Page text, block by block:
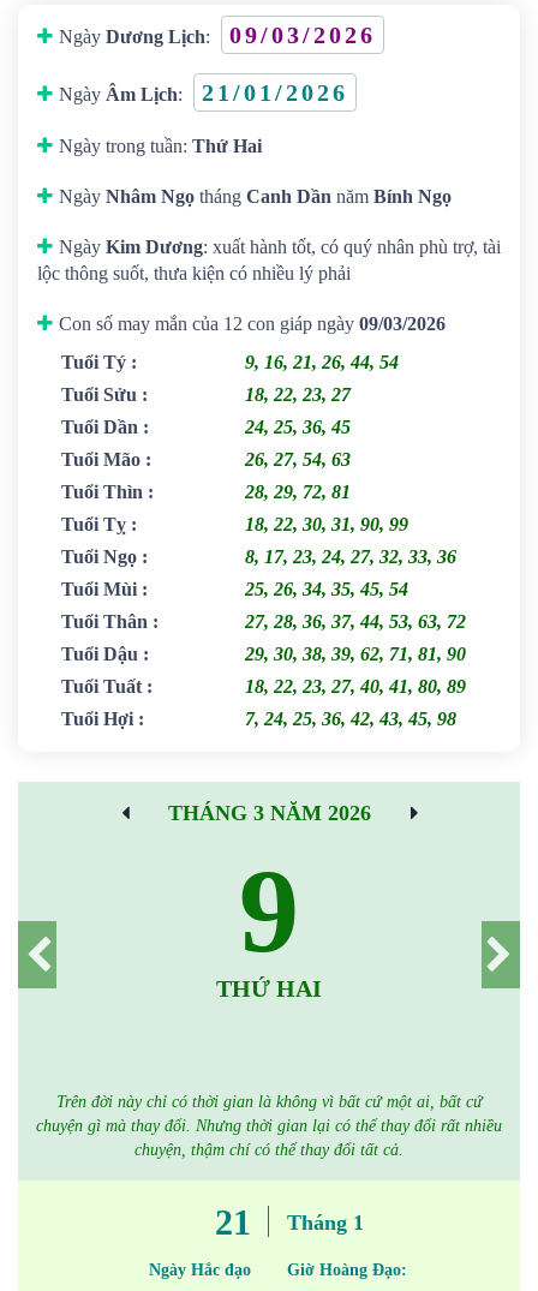
Ngày Dương Lịch: 09/03/2026
Ngày Âm Lịch: 21/01/2026
Ngày trong tuần: Thứ Hai
Ngày Nhâm Ngọ tháng Canh Dần năm Bính Ngọ
Ngày Kim Dương: xuất hành tốt, có quý nhân phù trợ, tài
lộc thông suốt, thưa kiện có nhiều lý phải
Con số may mắn của 12 con giáp ngày 09/03/2026
Tuổi Tý :
9, 16, 21, 26, 44, 54
Tuổi Sửu :
18, 22, 23, 27
Tuổi Dần :
24, 25, 36, 45
Tuổi Mão :
26, 27, 54, 63
Tuổi Thìn :
28, 29, 72, 81
Tuổi Tỵ :
18, 22, 30, 31, 90, 99
Tuổi Ngọ :
8, 17, 23, 24, 27, 32, 33, 36
Tuổi Mùi :
25, 26, 34, 35, 45, 54
Tuổi Thân :
27, 28, 36, 37, 44, 53, 63, 72
Tuổi Dậu :
29, 30, 38, 39, 62, 71, 81, 90
Tuổi Tuất :
18, 22, 23, 27, 40, 41, 80, 89
Tuổi Hợi : 7, 24, 25, 36, 42, 43, 45, 98
THÁNG 3 NĂM 2026
9
THỨ HAI
Trên đời này chỉ có thời gian là không vì bất cứ một ai, bất cứ
chuyện gì mà thay đổi. Nhưng thời gian lại có thể thay đổi rất nhiều
chuyện, thậm chí có thể thay đổi tất cả.
21
Ngày Hắc đạo
Tháng 1
Giờ Hoàng Đạo: